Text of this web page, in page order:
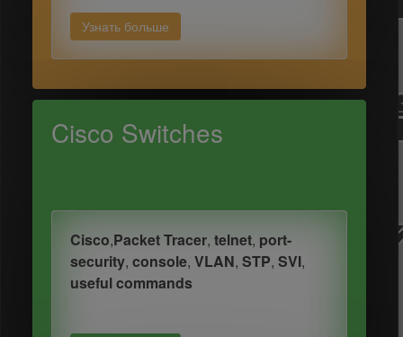
Узнать больше
Cisco Switches
Cisco,Packet Tracer, telnet, port-
security, console, VLAN, STP, SVI,
useful commands